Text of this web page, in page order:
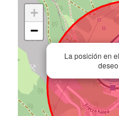
La posición en
+
−